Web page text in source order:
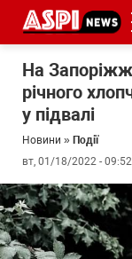
На
річного
у підвалі
Новини » Події
вт, 01/18/2022 - 09:52
#ООС
#боротьба
з
корупцією